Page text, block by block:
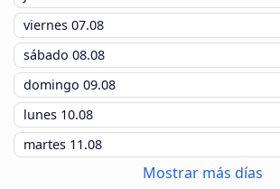
viernes 07.08
sábado 08.08
domingo 09.08
lunes 10.08
martes 11.08
Mostrar más días